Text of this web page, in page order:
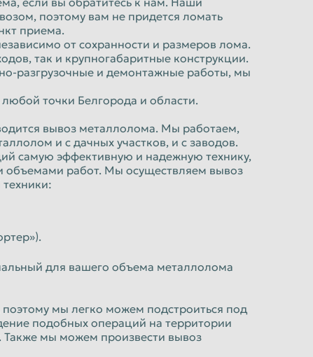
поэтому вам не придется ломать
приема.
от сохранности и размеров лома.
так и крупногабаритные конструкции.
разгрузочные и демонтажные работы, мы
точки Белгорода и области.
вывоз металлолома. Мы работаем,
и с дачных участков, и с заводов.
самую эффективную и надежную технику,
объемами работ. Мы осуществляем вывоз
для вашего объема металлолома
мы легко можем подстроиться под
подобных операций на территории
Также мы можем произвести вывоз